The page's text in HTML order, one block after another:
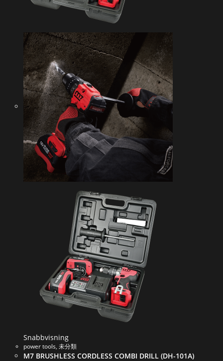
Snabbvisning
power tools,未分類
M7 BRUSHLESS CORDLESS COMBI DRILL (DH-101A)